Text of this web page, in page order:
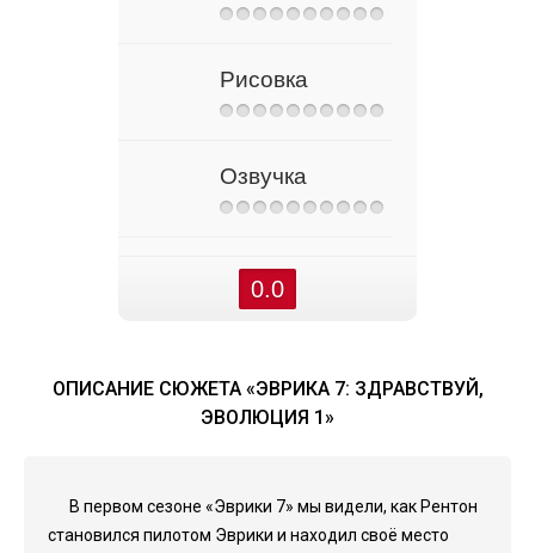
Рисовка
Озвучка
0.0
ОПИСАНИЕ СЮЖЕТА «ЭВРИКА 7: ЗДРАВСТВУЙ,
ЭВОЛЮЦИЯ 1»
В первом сезоне «Эврики 7» мы видели, как Рентон
становился пилотом Эврики и находил своё место